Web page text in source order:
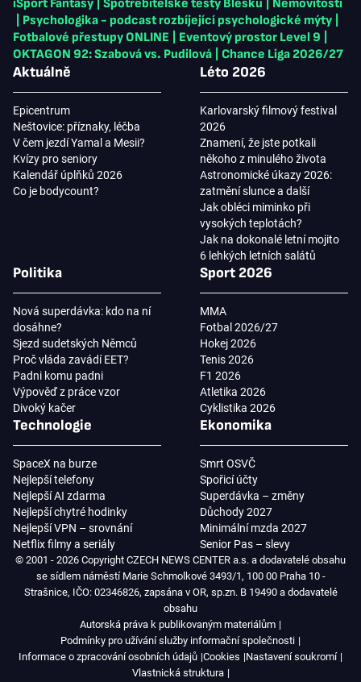
© 2001 - 2026 Copyright CZECH NEWS CENTER a.s. a dodavatelé obsahu
se sídlem náměstí Marie Schmolkové 3493/1, 100 00 Praha 10 -
Strašnice, IČO: 02346826, zapsána v OR, sp.zn. B 19490 a dodavatelé
obsahu
Autorská práva k publikovaným materiálům
Podmínky pro užívání služby informační společnosti
Informace o zpracování osobních údajů Cookies Nastavení soukromí
Vlastnická struktura
iSport Fantasy Spotřebitelské testy Blesku
Nemovitosti
Psychologika - podcast rozbíjející psychologické mýty
Fotbalové přestupy ONLINE
Eventový prostor Level 9
OKTAGON 92: Szabová vs. Pudilová
Chance Liga 2026/27
Aktuálně
Epicentrum
Neštovice: příznaky, léčba
V čem jezdí Yamal a Mesii?
Kvízy pro seniory
Kalendář úplňků 2026
Co je bodycount?
Léto 2026
Karlovarský filmový festival
2026
Znamení, že jste potkali
někoho z minulého života
Astronomické úkazy 2026:
zatmění slunce a další
Jak obléci miminko při
vysokých teplotách?
Jak na dokonalé letní mojito
6 lehkých letních salátů
Politika
Nová superdávka: kdo na ní
dosáhne?
Sjezd sudetských Němců
Proč vláda zavádí EET?
Padni komu padni
Výpověď z práce vzor
Divoký kačer
Sport 2026
MMA
Fotbal 2026/27
Hokej 2026
Tenis 2026
F1 2026
Atletika 2026
Cyklistika 2026
Technologie
SpaceX na burze
Nejlepší telefony
Nejlepší AI zdarma
Nejlepší chytré hodinky
Nejlepší VPN – srovnání
Netflix filmy a seriály
Ekonomika
Smrt OSVČ
Spořicí účty
Superdávka – změny
Důchody 2027
Minimální mzda 2027
Senior Pas – slevy